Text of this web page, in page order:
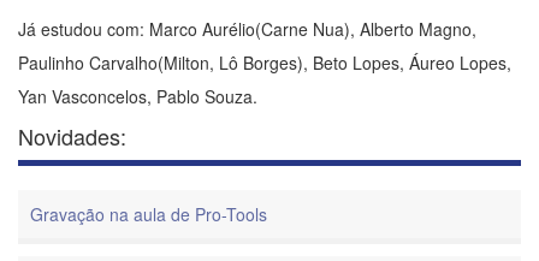
Já estudou com: Marco Aurélio(Carne Nua), Alberto Magno,
Paulinho Carvalho(Milton, Lô Borges), Beto Lopes, Áureo Lopes,
Yan Vasconcelos, Pablo Souza.
Novidades:
Gravação na aula de Pro-Tools